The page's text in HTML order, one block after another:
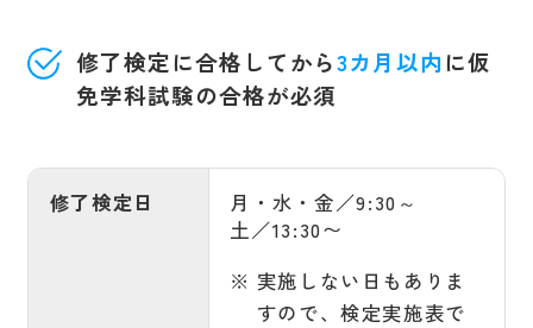
修了検定に合格してから3カ月以内に仮
免学科試験の合格が必須
修了検定日
月・水・金／9:30～
土／13:30〜
実施しない日もありま
すので、検定実施表で